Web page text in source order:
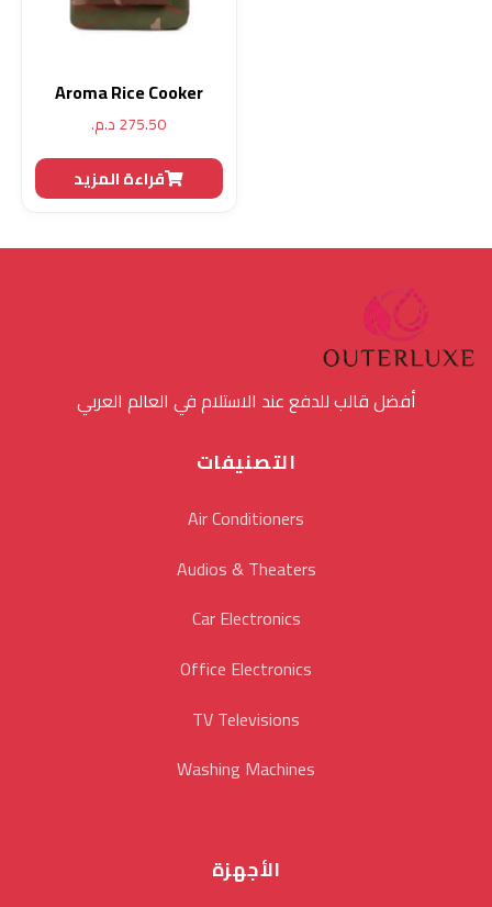
Aroma Rice Cooker
275.50د.م.
قراءة المزيد
أفضل قالب للدفع عند الاستلام في العالم العربي
التصنيفات
Air Conditioners
Audios & Theaters
Car Electronics
Office Electronics
TV Televisions
Washing Machines
الأجهزة